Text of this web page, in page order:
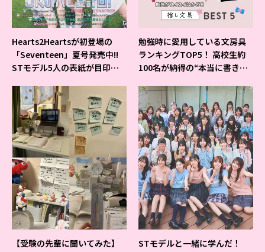
Hearts2Heartsが初登場の
「Seventeen」夏号発売中!!
STモデル5人の表紙が目印だ
勉強時に愛用している文房具
ランキングTOP5！ 高校生約
100名が納得の“本当に書きや
【受験の先輩に聞いてみた】
STモデルと一緒に学んだ！